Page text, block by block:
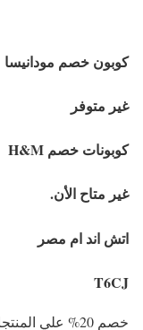
كوبون خصم مودانيسا
غير متوفر
كوبونات خصم H&M
غير متاح الأن.
اتش اند ام مصر
T6CJ
خصم 20% علي المنتجات الغير مخفضة.